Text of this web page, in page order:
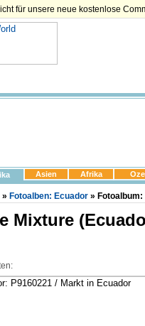
für unsere neue kostenlose
Asien Afrika
» Fotoalben: Ecuador »
Mixture